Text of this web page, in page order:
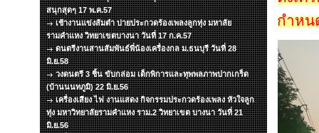
สนุกสุดๆ 17 พ.ค.57
เช้างานแข่งส้มตำ บ่ายประกวดร้องเพลงลูกทุ่ง มหาลัย
รามคำแหง วิทยาเขตบางนา วันที่ 17 ก.ค.57
ดนตรีงานสานสัมพันธ์พี่น้องเครื่องกล ม.ธนบุรี วันที่ 28
มิ.ย.58
วงดนตรี 3 ชิ้น ขับกล่อม เด็กพิการและทุพพลภาพปากเกร็ด
(บ้านนนทภูมิ) 22 มิ.ย.56
เครื่องเสียง ไฟ งานแสดง กิจกรรมประกวดร้องเพลง หัวใจลูก
ทุ่ง มหาวิทยาลัยรามคำแหง ราม.2 วิทยาเขต บางนา วันที่ 21
มิ.ย.56
กำหน